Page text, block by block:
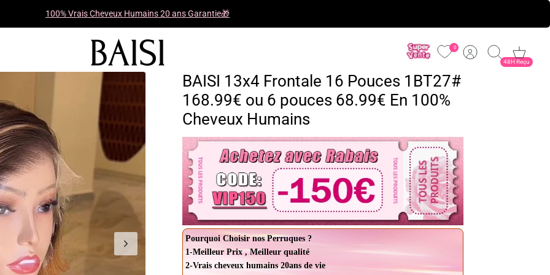
100% Vrais Cheveux Humains 20 ans Garantie🎁
48H Reçu
0
CompteRecherchePanier
BAISI 13x4 Frontale 16 Pouces 1BT27#
168.99€ ou 6 pouces 68.99€ En 100%
Cheveux Humains
Pourquoi Choisir nos Perruques ?
1-Meilleur Prix , Meilleur qualité
2-Vrais cheveux humains 20ans de vie